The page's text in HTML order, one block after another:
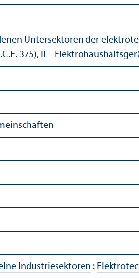
Unter­sektoren der
375), II –
Industriesektoren :